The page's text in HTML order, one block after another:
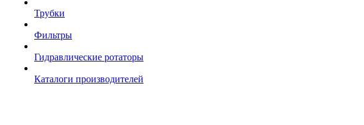
Трубки
Фильтры
Гидравлические ротаторы
Каталоги производителей